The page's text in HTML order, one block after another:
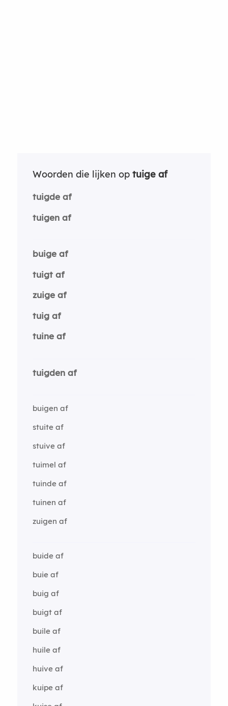
Woorden die lijken op tuige af
tuigde af
tuigen af
buige af
tuigt af
zuige af
tuig af
tuine af
tuigden af
buigen af
stuite af
stuive af
tuimel af
tuinde af
tuinen af
zuigen af
buide af
buie af
buig af
buigt af
buile af
huile af
huive af
kuipe af